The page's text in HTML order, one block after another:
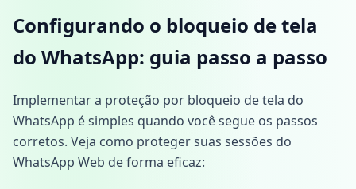
Configurando o bloqueio de tela
do WhatsApp: guia passo a passo
Implementar a proteção por bloqueio de tela do
WhatsApp é simples quando você segue os passos
corretos. Veja como proteger suas sessões do
WhatsApp Web de forma eficaz: